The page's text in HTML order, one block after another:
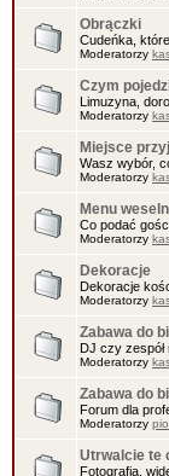
Obrączki
Cudeńka,
Moderatorzy
Czym
Limuzyna,
Moderatorzy
Miejsce
Wasz wybór,
Moderatorzy
Menu
Co podać
Moderatorzy
Dekoracje
Dekoracje
Moderatorzy
Zabawa do
DJ czy
Moderatorzy
Zabawa do
Forum dla
Moderatorzy
Utrwalcie te
Fotografia,